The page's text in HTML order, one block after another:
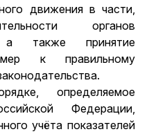
движения в части,
органов
а также принятие
мер к правильному
определяемое
Федерации,
учёта показателей